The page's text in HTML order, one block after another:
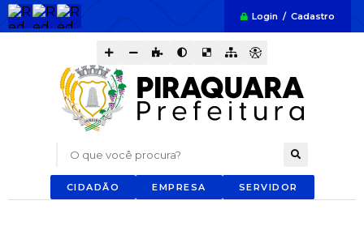
Login / Cadastro
O que você procura?
CIDADÃO EMPRESA SERVIDOR